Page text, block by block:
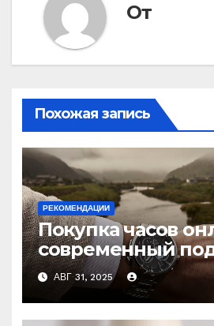
От
Похожая запись
РЕКОМЕНДАЦИИ
Покупка часов
современный
выбору
АВГ 31, 2025